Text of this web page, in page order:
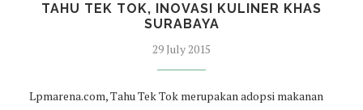
TAHU TEK TOK, INOVASI KULINER KHAS
SURABAYA
29 July 2015
Lpmarena.com, Tahu Tek Tok merupakan adopsi makanan